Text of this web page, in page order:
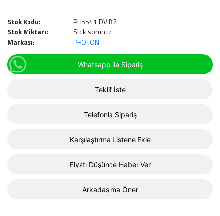
Stok Kodu:
PH5541 DV B2
Stok Miktarı:
Stok sorunuz
Markası:
PHOTON
Whatsapp ile Sipariş
Teklif İste
Telefonla Sipariş
Karşılaştırma Listene Ekle
Fiyatı Düşünce Haber Ver
Arkadaşıma Öner